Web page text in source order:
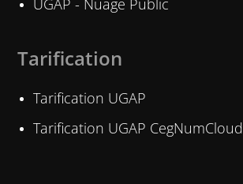
UGAP - Nuage Public
Tarification
Tarification UGAP
Tarification UGAP CegNumCloud